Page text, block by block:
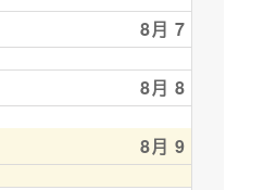
8月 7
8月 8
8月 9